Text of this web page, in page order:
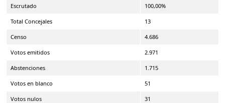
Escrutado 100,00%
Total Concejales 13
Censo 4.686
Votos emitidos 2.971
Abstenciones 1.715
Votos en blanco 51
Votos nulos 31